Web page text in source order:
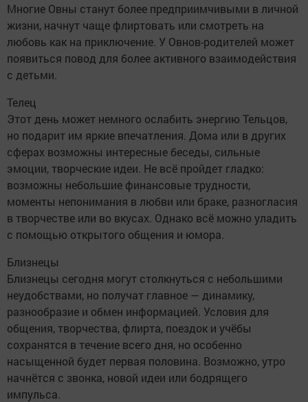
Многие Овны станут более предприимчивыми в личной
жизни, начнут чаще флиртовать или смотреть на
любовь как на приключение. У Овнов-родителей может
появиться повод для более активного взаимодействия
с детьми.
Телец
Этот день может немного ослабить энергию Тельцов,
но подарит им яркие впечатления. Дома или в других
сферах возможны интересные беседы, сильные
эмоции, творческие идеи. Не всё пройдет гладко:
возможны небольшие финансовые трудности,
моменты непонимания в любви или браке, разногласия
в творчестве или во вкусах. Однако всё можно уладить
с помощью открытого общения и юмора.
Близнецы
Близнецы сегодня могут столкнуться с небольшими
неудобствами, но получат главное — динамику,
разнообразие и обмен информацией. Условия для
общения, творчества, флирта, поездок и учёбы
сохранятся в течение всего дня, но особенно
насыщенной будет первая половина. Возможно, утро
начнётся с звонка, новой идеи или бодрящего
импульса.